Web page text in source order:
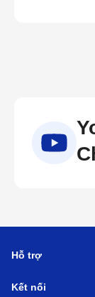
Hỗ trợ
Kết nối